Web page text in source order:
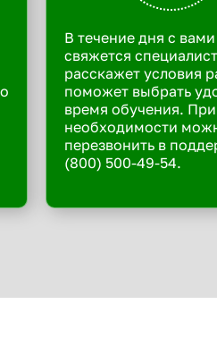
В течение дня с вами
свяжется
расскажет условия
поможет выбрать
время обучения. При
необходимости
перезвонить в
(800) 500-49-54.